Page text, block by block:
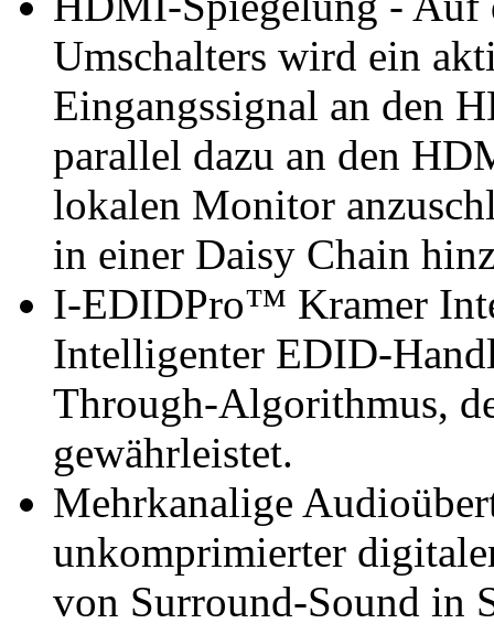
Umschalters wird ein
Eingangssignal an den
parallel dazu an den
lokalen Monitor
in einer Daisy Chain
I-EDIDPro™ Kramer
Intelligenter EDID-
Through-Algorithmus,
gewährleistet.
Mehrkanalige
unkomprimierter
von Surround-Sound in